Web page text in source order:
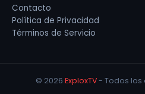
Contacto
Política de Privacidad
Términos de Servicio
© 2026 ExploxTV- Todos los